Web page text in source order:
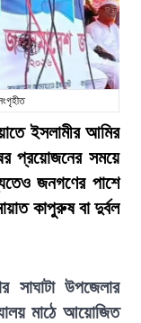
ইসলামীর আমির
প্রয়োজনের সময়ে
জনগণের পাশে
কাপুরুষ বা দুর্বল
সাঘাটা উপজেলার
মাঠে আয়োজিত